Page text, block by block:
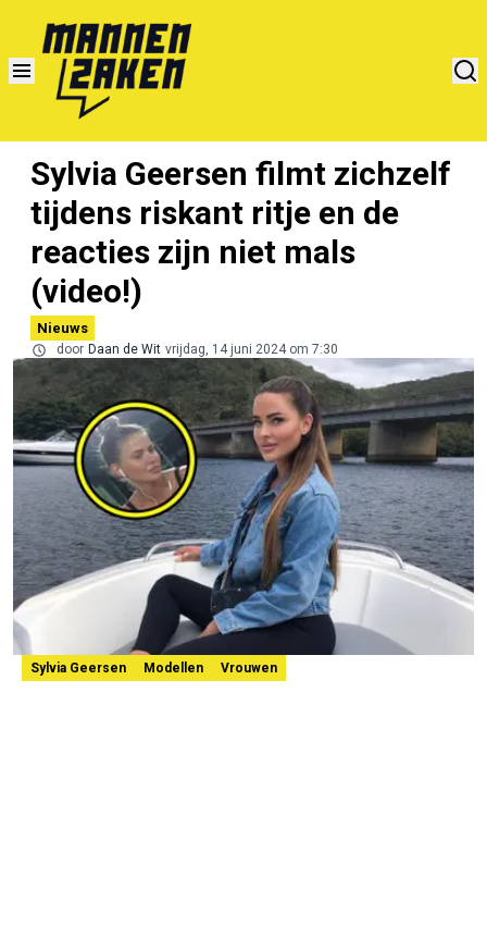
Sylvia Geersen filmt zichzelf
tijdens riskant ritje en de
reacties zijn niet mals
(video!)
Nieuws
door Daan de Wit vrijdag, 14 juni 2024 om 7:30
Sylvia Geersen Modellen Vrouwen